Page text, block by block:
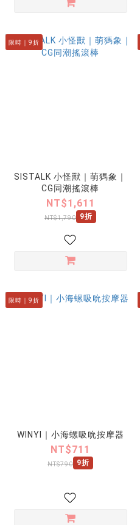
限時｜9折
SISTALK 小怪獸｜萌獁象｜
CG同潮搖滾棒
NT$1,611
NT$1,790 9折
限時｜9折
WINYI｜小海螺吸吮按摩器
NT$711
NT$790 9折